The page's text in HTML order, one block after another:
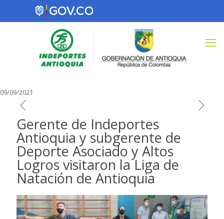
09/09/2021
Gerente de Indeportes
Antioquia y subgerente de
Deporte Asociado y Altos
Logros visitaron la Liga de
Natación de Antioquia